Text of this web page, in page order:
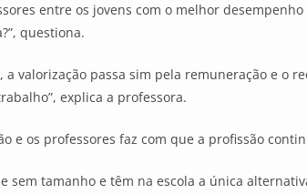
entre os jovens com o melhor
questiona.
valorização passa sim pela remuneração e o
explica a professora.
e os professores faz com que a profissão
sem tamanho e têm na escola a única